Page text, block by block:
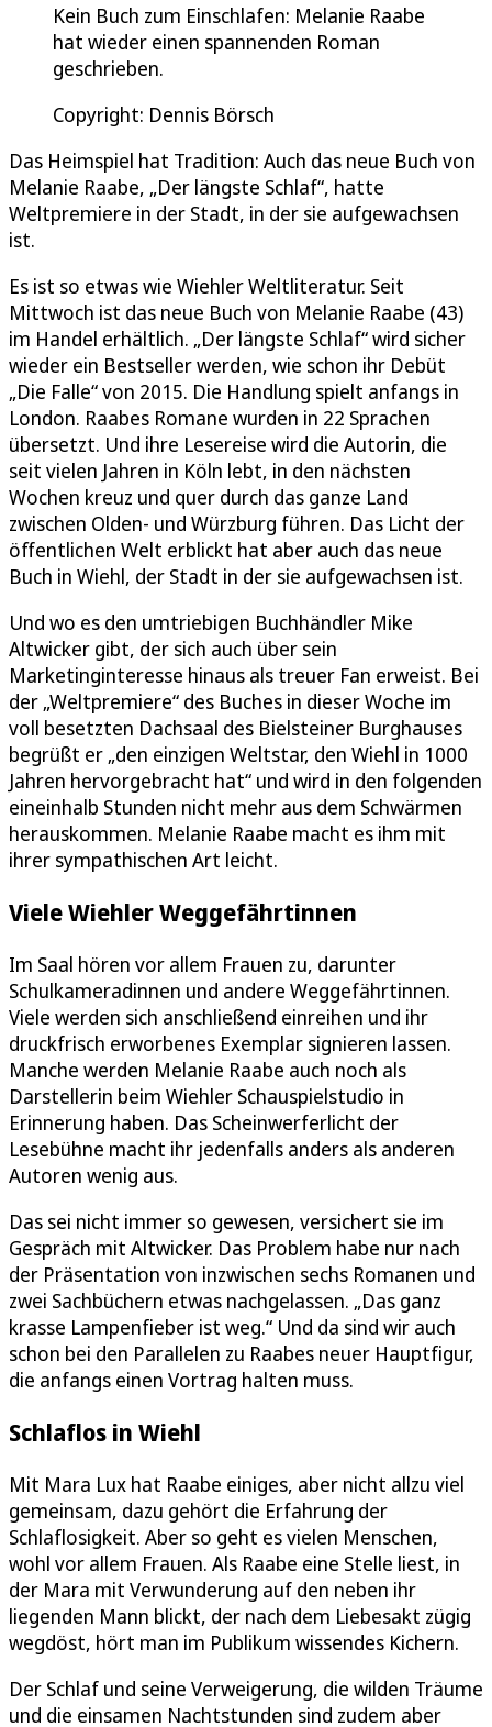
Kein Buch zum Einschlafen: Melanie Raabe
hat wieder einen spannenden Roman
geschrieben.
Copyright: Dennis Börsch
Das Heimspiel hat Tradition: Auch das neue Buch von
Melanie Raabe, „Der längste Schlaf“, hatte
Weltpremiere in der Stadt, in der sie aufgewachsen
ist.
Es ist so etwas wie Wiehler Weltliteratur. Seit
Mittwoch ist das neue Buch von Melanie Raabe (43)
im Handel erhältlich. „Der längste Schlaf“ wird sicher
wieder ein Bestseller werden, wie schon ihr Debüt
„Die Falle“ von 2015. Die Handlung spielt anfangs in
London. Raabes Romane wurden in 22 Sprachen
übersetzt. Und ihre Lesereise wird die Autorin, die
seit vielen Jahren in Köln lebt, in den nächsten
Wochen kreuz und quer durch das ganze Land
zwischen Olden- und Würzburg führen. Das Licht der
öffentlichen Welt erblickt hat aber auch das neue
Buch in Wiehl, der Stadt in der sie aufgewachsen ist.
Und wo es den umtriebigen Buchhändler Mike
Altwicker gibt, der sich auch über sein
Marketinginteresse hinaus als treuer Fan erweist. Bei
der „Weltpremiere“ des Buches in dieser Woche im
voll besetzten Dachsaal des Bielsteiner Burghauses
begrüßt er „den einzigen Weltstar, den Wiehl in 1000
Jahren hervorgebracht hat“ und wird in den folgenden
eineinhalb Stunden nicht mehr aus dem Schwärmen
herauskommen. Melanie Raabe macht es ihm mit
ihrer sympathischen Art leicht.
Viele Wiehler Weggefährtinnen
Im Saal hören vor allem Frauen zu, darunter
Schulkameradinnen und andere Weggefährtinnen.
Viele werden sich anschließend einreihen und ihr
druckfrisch erworbenes Exemplar signieren lassen.
Manche werden Melanie Raabe auch noch als
Darstellerin beim Wiehler Schauspielstudio in
Erinnerung haben. Das Scheinwerferlicht der
Lesebühne macht ihr jedenfalls anders als anderen
Autoren wenig aus.
Das sei nicht immer so gewesen, versichert sie im
Gespräch mit Altwicker. Das Problem habe nur nach
der Präsentation von inzwischen sechs Romanen und
zwei Sachbüchern etwas nachgelassen. „Das ganz
krasse Lampenfieber ist weg.“ Und da sind wir auch
schon bei den Parallelen zu Raabes neuer Hauptfigur,
die anfangs einen Vortrag halten muss.
Schlaflos in Wiehl
Mit Mara Lux hat Raabe einiges, aber nicht allzu viel
gemeinsam, dazu gehört die Erfahrung der
Schlaflosigkeit. Aber so geht es vielen Menschen,
wohl vor allem Frauen. Als Raabe eine Stelle liest, in
der Mara mit Verwunderung auf den neben ihr
liegenden Mann blickt, der nach dem Liebesakt zügig
wegdöst, hört man im Publikum wissendes Kichern.
Der Schlaf und seine Verweigerung, die wilden Träume
und die einsamen Nachtstunden sind zudem aber